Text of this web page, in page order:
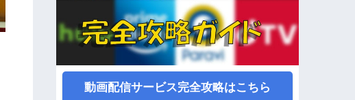
動画配信サービス完全攻略はこちら